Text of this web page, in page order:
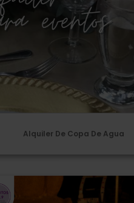
Alquiler De Copa De Agua
de 5 horas, en vaso de vidrio